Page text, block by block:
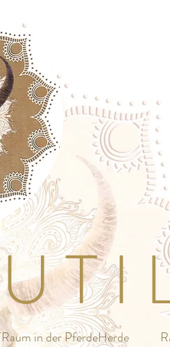
T I
in der PferdeHerde